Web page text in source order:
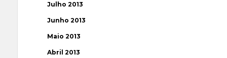
Julho 2013
Junho 2013
Maio 2013
Abril 2013